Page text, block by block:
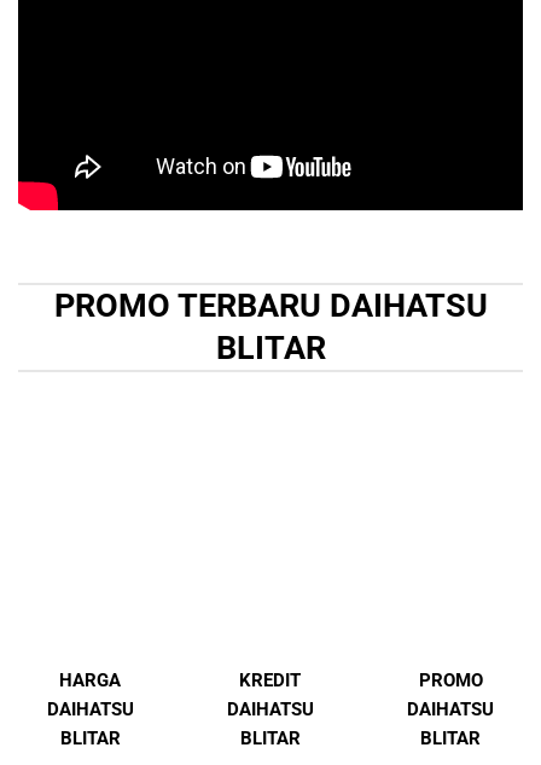
PROMO TERBARU DAIHATSU
BLITAR
HARGA
DAIHATSU
BLITAR
KREDIT
DAIHATSU
BLITAR
PROMO
DAIHATSU
BLITAR